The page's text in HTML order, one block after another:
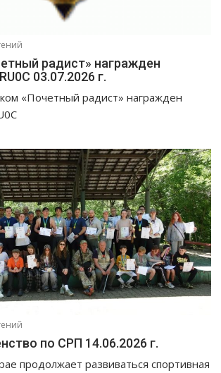
радист» награжден
03.07.2026 г.
«Почетный радист» награжден
по СРП 14.06.2026 г.
продолжает развиваться спортивная